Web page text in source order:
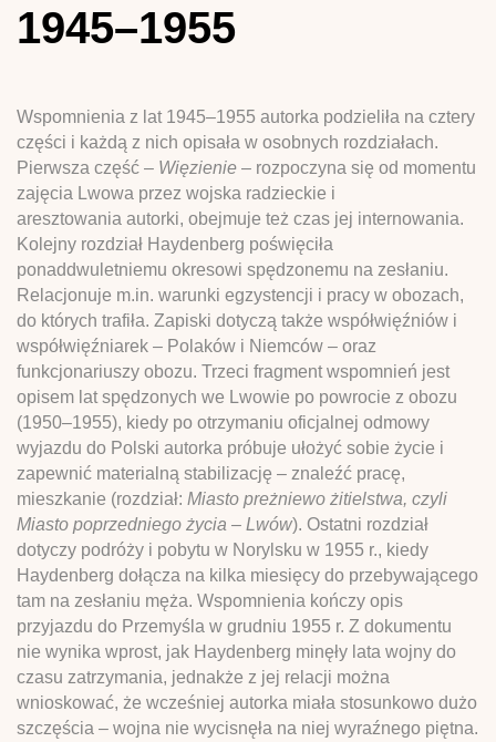
1945–1955
Wspomnienia z lat 1945–1955 autorka podzieliła na cztery
części i każdą z nich opisała w osobnych rozdziałach.
Pierwsza część – Więzienie – rozpoczyna się od momentu
zajęcia Lwowa przez wojska radzieckie i
aresztowania autorki, obejmuje też czas jej internowania.
Kolejny rozdział Haydenberg poświęciła
ponaddwuletniemu okresowi spędzonemu na zesłaniu.
Relacjonuje m.in. warunki egzystencji i pracy w obozach,
do których trafiła. Zapiski dotyczą także współwięźniów i
współwięźniarek – Polaków i Niemców – oraz
funkcjonariuszy obozu. Trzeci fragment wspomnień jest
opisem lat spędzonych we Lwowie po powrocie z obozu
(1950–1955), kiedy po otrzymaniu oficjalnej odmowy
wyjazdu do Polski autorka próbuje ułożyć sobie życie i
zapewnić materialną stabilizację – znaleźć pracę,
mieszkanie (rozdział: Miasto preżniewo żitielstwa, czyli
Miasto poprzedniego życia – Lwów). Ostatni rozdział
dotyczy podróży i pobytu w Norylsku w 1955 r., kiedy
Haydenberg dołącza na kilka miesięcy do przebywającego
tam na zesłaniu męża. Wspomnienia kończy opis
przyjazdu do Przemyśla w grudniu 1955 r. Z dokumentu
nie wynika wprost, jak Haydenberg minęły lata wojny do
czasu zatrzymania, jednakże z jej relacji można
wnioskować, że wcześniej autorka miała stosunkowo dużo
szczęścia – wojna nie wycisnęła na niej wyraźnego piętna.